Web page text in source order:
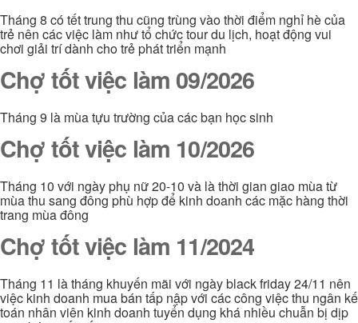
Tháng 8 có tết trung thu cũng trùng vào thời điểm nghỉ hè của
trẻ nên các việc làm như tổ chức tour du lịch, hoạt động vui
chơi giải trí dành cho trẻ phát triển mạnh
Chợ tốt việc làm 09/2026
Tháng 9 là mùa tựu trường của các bạn học sinh
Chợ tốt việc làm 10/2026
Tháng 10 với ngày phụ nữ 20-10 và là thời gian giao mùa từ
mùa thu sang đông phù hợp để kinh doanh các mặc hàng thời
trang mùa đông
Chợ tốt việc làm 11/2024
Tháng 11 là tháng khuyến mãi với ngày black friday 24/11 nên
việc kinh doanh mua bán tấp nập với các công việc thu ngân kế
toán nhân viên kinh doanh tuyển dụng khá nhiều chuẫn bị dịp